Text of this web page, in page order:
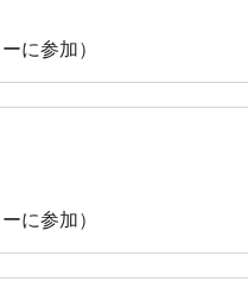
に参加）
に参加）